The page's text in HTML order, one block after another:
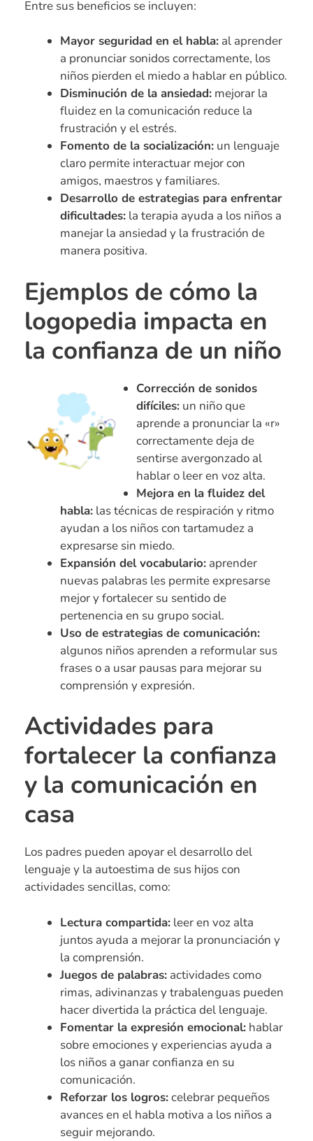
Entre sus beneficios se incluyen:
Mayor seguridad en el habla: al aprender
a pronunciar sonidos correctamente, los
niños pierden el miedo a hablar en público.
Disminución de la ansiedad: mejorar la
fluidez en la comunicación reduce la
frustración y el estrés.
Fomento de la socialización: un lenguaje
claro permite interactuar mejor con
amigos, maestros y familiares.
Desarrollo de estrategias para enfrentar
dificultades: la terapia ayuda a los niños a
manejar la ansiedad y la frustración de
manera positiva.
Ejemplos de cómo la
logopedia impacta en
la confianza de un niño
Corrección de sonidos
difíciles: un niño que
aprende a pronunciar la «r»
correctamente deja de
sentirse avergonzado al
hablar o leer en voz alta.
Mejora en la fluidez del
habla: las técnicas de respiración y ritmo
ayudan a los niños con tartamudez a
expresarse sin miedo.
Expansión del vocabulario: aprender
nuevas palabras les permite expresarse
mejor y fortalecer su sentido de
pertenencia en su grupo social.
Uso de estrategias de comunicación:
algunos niños aprenden a reformular sus
frases o a usar pausas para mejorar su
comprensión y expresión.
Actividades para
fortalecer la confianza
y la comunicación en
casa
Los padres pueden apoyar el desarrollo del
lenguaje y la autoestima de sus hijos con
actividades sencillas, como:
Lectura compartida: leer en voz alta
juntos ayuda a mejorar la pronunciación y
la comprensión.
Juegos de palabras: actividades como
rimas, adivinanzas y trabalenguas pueden
hacer divertida la práctica del lenguaje.
Fomentar la expresión emocional: hablar
sobre emociones y experiencias ayuda a
los niños a ganar confianza en su
comunicación.
Reforzar los logros:celebrar pequeños
avances en el habla motiva a los niños a
seguir mejorando.